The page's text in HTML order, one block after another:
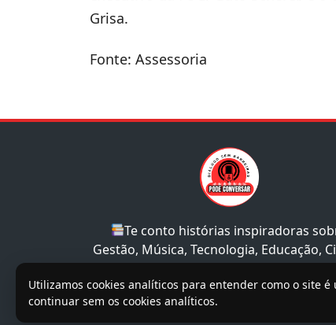
Grisa.
Fonte: Assessoria
Te conto histórias inspiradoras
Gestão, Música, Tecnologia, Educação,
e Sociedade.
Utilizamos cookies analíticos para entender como o site
continuar sem os cookies analíticos.